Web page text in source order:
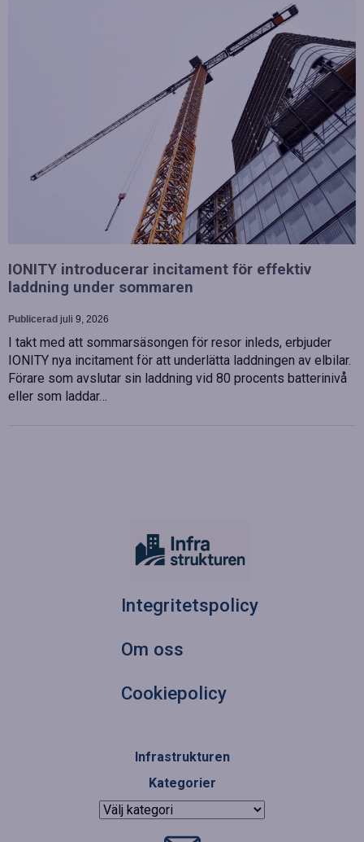
IONITY introducerar incitament för effektiv
laddning under sommaren
Publicerad juli 9, 2026
I takt med att sommarsäsongen för resor inleds, erbjuder
IONITY nya incitament för att underlätta laddningen av elbilar.
Förare som avslutar sin laddning vid 80 procents batterinivå
eller som laddar…
Integritetspolicy
Om oss
Cookiepolicy
Infrastrukturen
Kategorier
Kategorier